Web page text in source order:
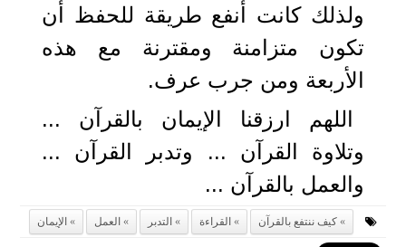
ولذلك كانت أنفع طريقة للحفظ أن
تكون متزامنة ومقترنة مع هذه
الأربعة ومن جرب عرف.
اللهم ارزقنا الإيمان بالقرآن ...
وتلاوة القرآن ... وتدبر القرآن ...
والعمل بالقرآن ...
كيف ننتفع بالقرآن القراءة التدبر العمل الإيمان